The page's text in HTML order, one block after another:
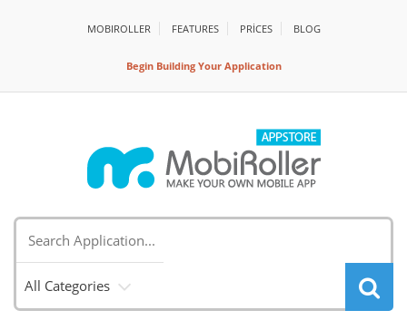
MOBIROLLER FEATURES PRİCES BLOG
Begin Building Your Application
All Categories